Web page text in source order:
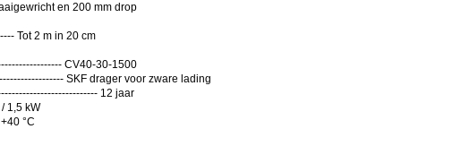
en 200 mm drop
Tot 2 m in 20 cm
CV40-30-1500
SKF drager voor zware lading
12 jaar
1,5 kW
°C